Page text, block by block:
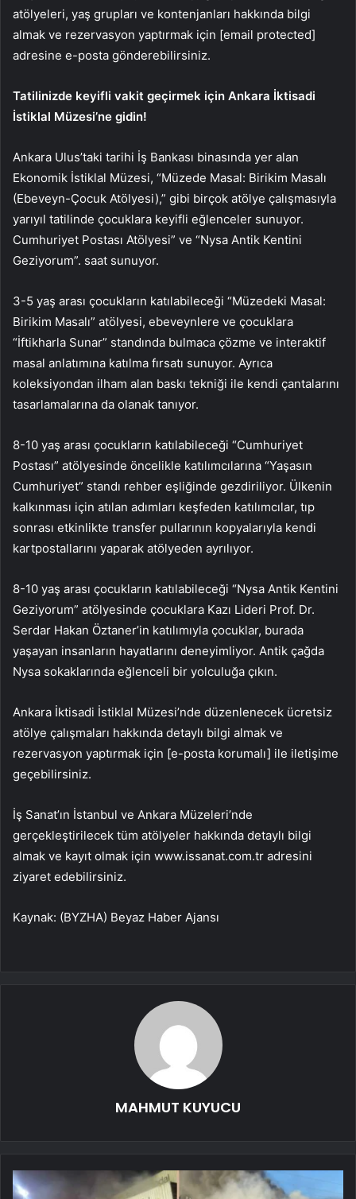
atölyeleri, yaş grupları ve kontenjanları hakkında bilgi
almak ve rezervasyon yaptırmak için [email protected]
adresine e-posta gönderebilirsiniz.
Tatilinizde keyifli vakit geçirmek için Ankara İktisadi
İstiklal Müzesi’ne gidin!
Ankara Ulus’taki tarihi İş Bankası binasında yer alan
Ekonomik İstiklal Müzesi, “Müzede Masal: Birikim Masalı
(Ebeveyn-Çocuk Atölyesi),” gibi birçok atölye çalışmasıyla
yarıyıl tatilinde çocuklara keyifli eğlenceler sunuyor.
Cumhuriyet Postası Atölyesi” ve “Nysa Antik Kentini
Geziyorum”. saat sunuyor.
3-5 yaş arası çocukların katılabileceği “Müzedeki Masal:
Birikim Masalı” atölyesi, ebeveynlere ve çocuklara
“İftikharla Sunar” standında bulmaca çözme ve interaktif
masal anlatımına katılma fırsatı sunuyor. Ayrıca
koleksiyondan ilham alan baskı tekniği ile kendi çantalarını
tasarlamalarına da olanak tanıyor.
8-10 yaş arası çocukların katılabileceği “Cumhuriyet
Postası” atölyesinde öncelikle katılımcılarına “Yaşasın
Cumhuriyet” standı rehber eşliğinde gezdiriliyor. Ülkenin
kalkınması için atılan adımları keşfeden katılımcılar, tıp
sonrası etkinlikte transfer pullarının kopyalarıyla kendi
kartpostallarını yaparak atölyeden ayrılıyor.
8-10 yaş arası çocukların katılabileceği “Nysa Antik Kentini
Geziyorum” atölyesinde çocuklara Kazı Lideri Prof. Dr.
Serdar Hakan Öztaner’in katılımıyla çocuklar, burada
yaşayan insanların hayatlarını deneyimliyor. Antik çağda
Nysa sokaklarında eğlenceli bir yolculuğa çıkın.
Ankara İktisadi İstiklal Müzesi’nde düzenlenecek ücretsiz
atölye çalışmaları hakkında detaylı bilgi almak ve
rezervasyon yaptırmak için [e-posta korumalı] ile iletişime
geçebilirsiniz.
İş Sanat’ın İstanbul ve Ankara Müzeleri’nde
gerçekleştirilecek tüm atölyeler hakkında detaylı bilgi
almak ve kayıt olmak için www.issanat.com.tr adresini
ziyaret edebilirsiniz.
Kaynak: (BYZHA) Beyaz Haber Ajansı
MAHMUT KUYUCU